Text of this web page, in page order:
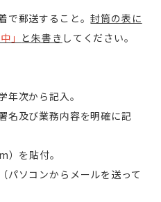
で郵送すること。封筒の表に
」 と朱書き してください。
年次から記入。
名及び業務内容を明確に記
）を貼付。
パソコンからメールを送って